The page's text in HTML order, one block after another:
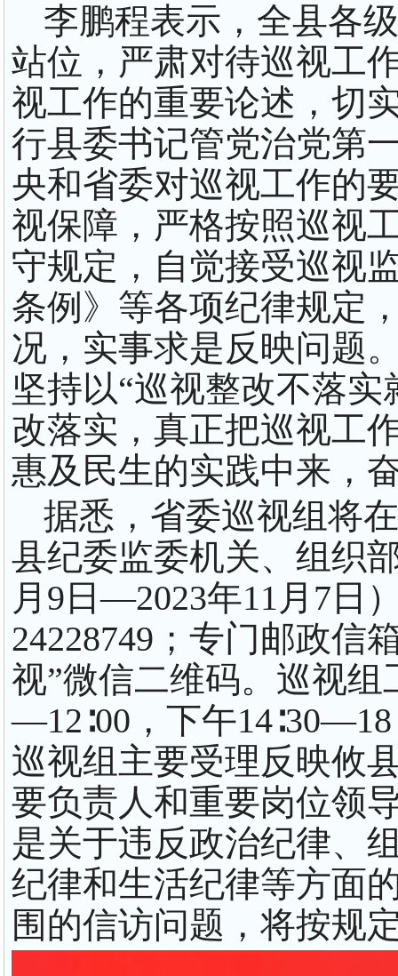
李鹏程表示，全县各
站位，严肃对待巡视工
视工作的重要论述，切
行县委书记管党治党第
央和省委对巡视工作的
视保障，严格按照巡视
守规定，自觉接受巡视
条例》等各项纪律规定
况，实事求是反映问题
坚持以“巡视整改不落
改落实，真正把巡视工
惠及民生的实践中来，
据悉，省委巡视组将
县纪委监委机关、组织
月9日—2023年11月7日
24228749；专门邮政信
视”微信二维码。巡视组
—12∶00，下午
巡视组主要受理反映攸
要负责人和重要岗位领
是关于违反政治纪律、
纪律和生活纪律等方面
围的信访问题，将按规